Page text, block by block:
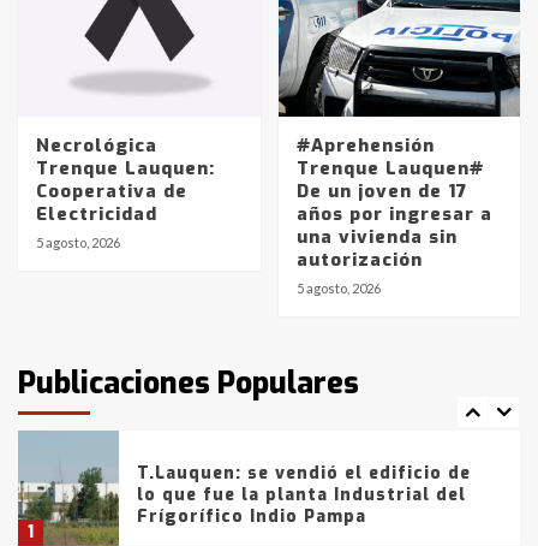
Necrológica
Trenque Lauquen:
Cooperativa de
Electricidad
5 agosto, 2026
#Aprehensión
Trenque Lauquen#
De un joven de 17
años por ingresar a
una vivienda sin
autorización
5 agosto, 2026
Publicaciones Populares
Los precios de los combustibles en
La Pampa, desde YPF hasta Axion
entre 857 a 1338 pesos
La Bolsa de Cereales de Bahía
Blanca anticipa que Agosto vendrá
con lluvias y heladas, en gran parte
fueron detenidos por
comercialización de drogas en la
tarde del sábado
1
T.Lauquen: se vendió el edificio de
lo que fue la planta Industrial del
Frígorífico Indio Pampa